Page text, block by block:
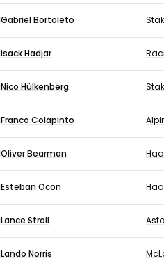
Gabriel Bortoleto
Isack Hadjar
Nico Hülkenberg
Franco Colapinto
Oliver Bearman
Esteban Ocon
Lance Stroll
Lando Norris